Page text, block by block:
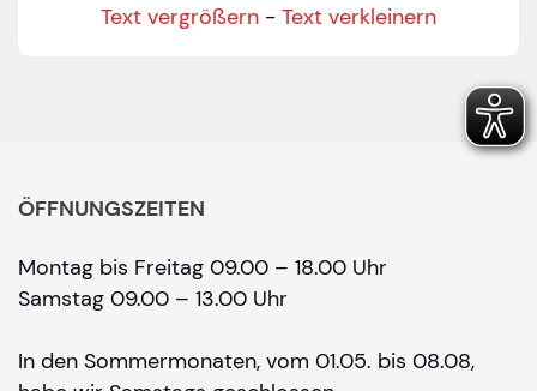
Text vergrößern - Text verkleinern
ÖFFNUNGSZEITEN
Montag bis Freitag 09.00 – 18.00 Uhr
Samstag 09.00 – 13.00 Uhr
In den Sommermonaten, vom 01.05. bis 08.08,